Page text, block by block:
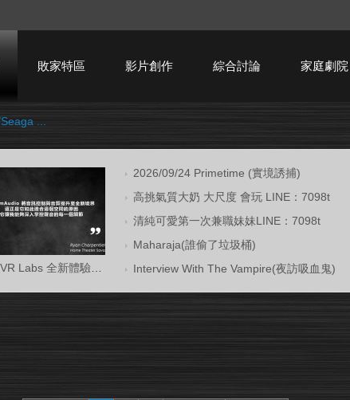
敗家特區 影片創作 綜合討論 家庭劇院
...
2026/09/24 Primetime (實境誘捕)
高挑氣質大奶 大尺度 會玩 LINE：7098t
清純可愛第一次兼職妹妹LINE：7098t
Maharaja(誰偷了垃圾桶)
Interview With The Vampire(夜訪吸血鬼)